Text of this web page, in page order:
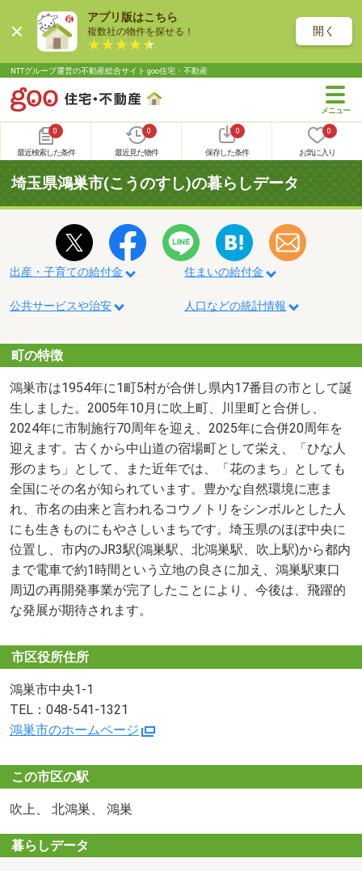
アプリ版はこちら
複数社の物件を探せる！ 開く
NTTグループ運営の不動産総合サイト goo住宅・不動産
0
最近検索した条件
0
最近見た物件
0
保存した条件
0
お気に入り
埼玉県鴻巣市(こうのすし)の暮らしデータ
出産・子育ての給付金 住まいの給付金
公共サービスや治安 人口などの統計情報
町の特徴
鴻巣市は1954年に1町5村が合併し県内17番目の市として誕
生しました。2005年10月に吹上町、川里町と合併し、
2024年に市制施行70周年を迎え、2025年に合併20周年を
迎えます。古くから中山道の宿場町として栄え、「ひな人
形のまち」として、また近年では、「花のまち」としても
全国にその名が知られています。豊かな自然環境に恵ま
れ、市名の由来と言われるコウノトリをシンボルとした人
にも生きものにもやさしいまちです。埼玉県のほぼ中央に
位置し、市内のJR3駅(鴻巣駅、北鴻巣駅、吹上駅)から都内
まで電車で約1時間という立地の良さに加え、鴻巣駅東口
周辺の再開発事業が完了したことにより、今後は、飛躍的
な発展が期待されます。
市区役所住所
鴻巣市中央1-1
TEL：048-541-1321
鴻巣市のホームページ
この市区の駅
吹上、 北鴻巣、 鴻巣
暮らしデータ